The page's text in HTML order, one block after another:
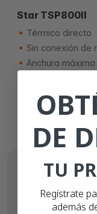
Star TSP800II
Térmico directo
Sin conexión de
Anchura máxima
Velocidad de
DE
TU
Regístrate
además